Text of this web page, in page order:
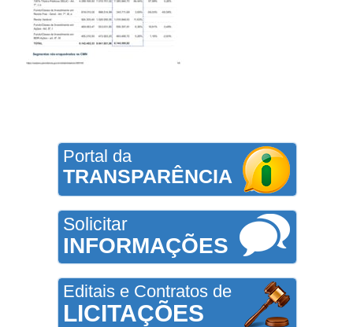
Portal da
TRANSPARÊNCIA
Solicitar
INFORMAÇÕES
Editais e Contratos de
LICITAÇÕES